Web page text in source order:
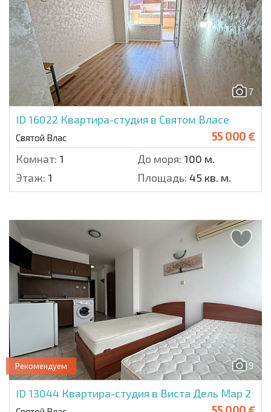
7
ID 16022 Квартира-студия в Святом Власе
Святой Влас 55 000 €
Комнат: 1 До моря: 100 м.
Этаж: 1 Площадь: 45 кв. м.
9
Рекомендуем
ID 13044 Квартира-студия в Виста Дель Мар 2